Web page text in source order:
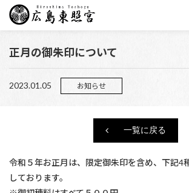
正月の御朱印について
2023.01.05 お知らせ
一覧に戻る
令和５年お正月は、限定御朱印を含め、下記4
しております。